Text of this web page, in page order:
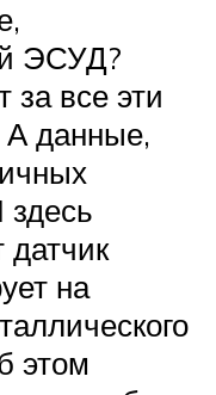
ЭСУД?
за все эти
А данные,
датчик
на
этом